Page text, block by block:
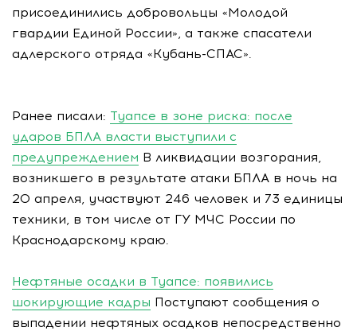
присоединились добровольцы «Молодой
гвардии Единой России», а также спасатели
адлерского отряда «Кубань-СПАС».
Ранее писали: Туапсе в зоне риска: после
ударов БПЛА власти выступили с
предупреждением В ликвидации возгорания,
возникшего в результате атаки БПЛА в ночь на
20 апреля, участвуют 246 человек и 73 единицы
техники, в том числе от ГУ МЧС России по
Краснодарскому краю.
Нефтяные осадки в Туапсе: появились
шокирующие кадры Поступают сообщения о
выпадении нефтяных осадков непосредственно